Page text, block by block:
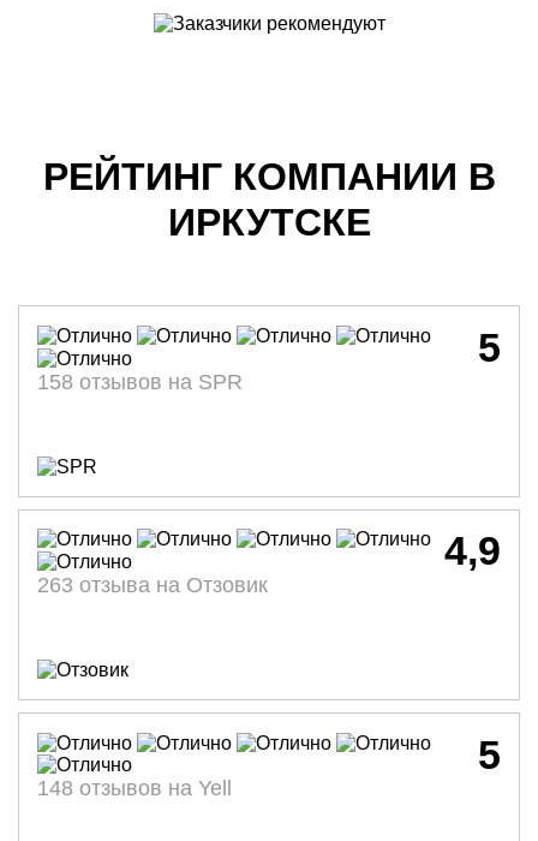
РЕЙТИНГ КОМПАНИИ В
ИРКУТСКЕ
5
158 отзывов на SPR
4,9
263 отзыва на Отзовик
5
148 отзывов на Yell